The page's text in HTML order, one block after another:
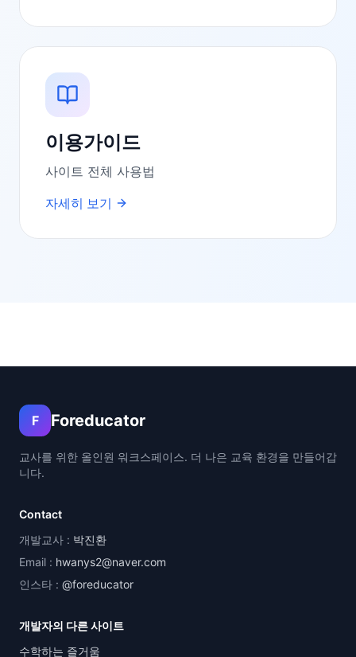
이용가이드
사이트 전체 사용법
자세히 보기
F Foreducator
교사를 위한 올인원 워크스페이스. 더 나은 교육 환경을 만들어갑
니다.
Contact
개발교사 : 박진환
Email : hwanys2@naver.com
인스타 : @foreducator
개발자의 다른 사이트
수학하는 즐거움